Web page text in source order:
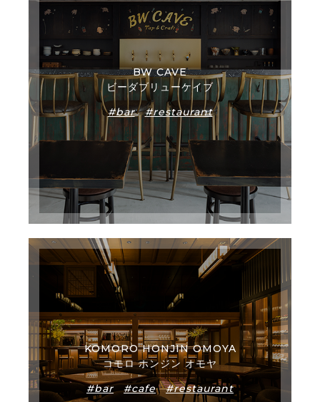
BW CAVE
ビーダブリューケイブ
#bar
#restaurant
KOMORO HONJIN OMOYA
コモロ ホンジン オモヤ
#bar
#cafe #restaurant